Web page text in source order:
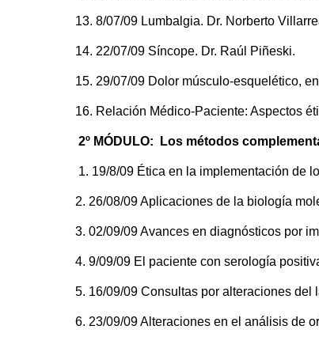
13. 8/07/09 Lumbalgia. Dr. Norberto
14. 22/07/09 Síncope. Dr. Raúl Piñeski.
15. 29/07/09 Dolor músculo-esquelético,
16. Relación Médico-Paciente: Aspectos
2º MÓDULO: Los métodos
1. 19/8/09 Ética en la implementación de
2. 26/08/09 Aplicaciones de la biología
3. 02/09/09 Avances en diagnósticos por
4. 9/09/09 El paciente con serología
5. 16/09/09 Consultas por alteraciones del
6. 23/09/09 Alteraciones en el análisis de